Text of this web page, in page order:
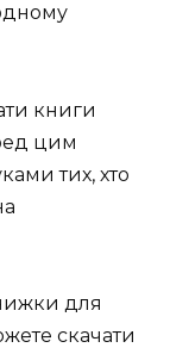
книги
цим
тих, хто
для
скачати